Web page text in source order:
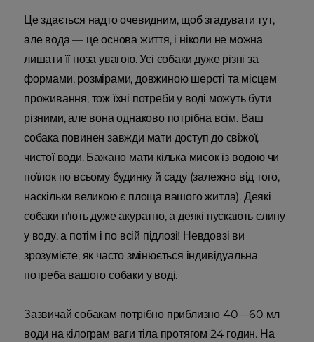
Це здається надто очевидним, щоб згадувати тут,
але вода — це основа життя, і ніколи не можна
лишати її поза увагою. Усі собаки дуже різні за
формами, розмірами, довжиною шерсті та місцем
проживання, тож їхні потреби у воді можуть бути
різними, але вона однаково потрібна всім. Ваш
собака повинен завжди мати доступ до свіжої,
чистої води. Бажано мати кілька мисок із водою чи
поїлок по всьому будинку й саду (залежно від того,
наскільки великою є площа вашого житла). Деякі
собаки п'ють дуже акуратно, а деякі пускають слину
у воду, а потім і по всій підлозі! Невдовзі ви
зрозумієте, як часто змінюється індивідуальна
потреба вашого собаки у воді.
Зазвичай собакам потрібно приблизно 40—60 мл
води на кілограм ваги тіла протягом 24 годин. На